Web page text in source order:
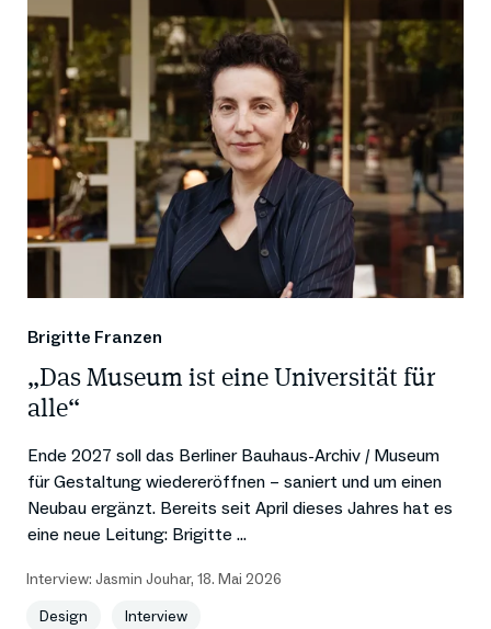
Brigitte Franzen
„Das Museum ist eine Universität für
alle“
Ende 2027 soll das Berliner Bauhaus-Archiv / Museum
für Gestaltung wiedereröffnen – saniert und um einen
Neubau ergänzt. Bereits seit April dieses Jahres hat es
eine neue Leitung: Brigitte ...
Interview: Jasmin Jouhar, 18. Mai 2026
Design
Interview